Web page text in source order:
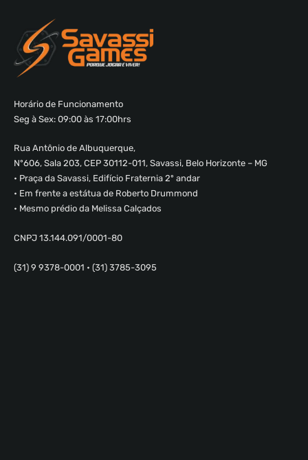
Horário de Funcionamento
Seg à Sex: 09:00 às 17:00hrs
Rua Antônio de Albuquerque,
Nº606, Sala 203, CEP 30112-011, Savassi, Belo Horizonte – MG
• Praça da Savassi, Edifício Fraternia 2º andar
• Em frente a estátua de Roberto Drummond
• Mesmo prédio da Melissa Calçados
CNPJ 13.144.091/0001-80
(31) 9 9378-0001 • (31) 3785-3095